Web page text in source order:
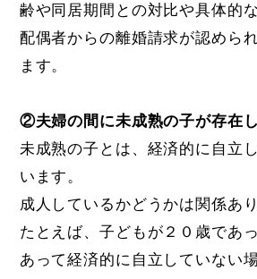
齢や同居期間との対比や具体的
配偶者からの離婚請求が認めら
ます。
②夫婦の間に未成熟の子が存在
未成熟の子とは、経済的に自立
います。
成人しているかどうかは関係あり
たとえば、子どもが２０歳であ
あって経済的に自立していない